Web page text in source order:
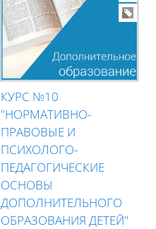
КУРС №10
"НОРМАТИВНО-
ПРАВОВЫЕ И
ПСИХОЛОГО-
ПЕДАГОГИЧЕСКИЕ
ОСНОВЫ
ДОПОЛНИТЕЛЬНОГО
ОБРАЗОВАНИЯ ДЕТЕЙ"